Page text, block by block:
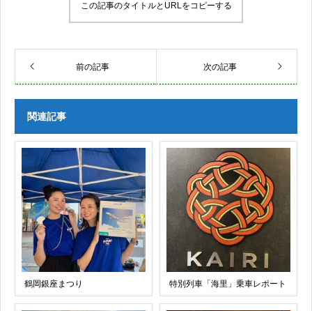
この記事のタイトルとURLをコピーする
前の記事 次の記事
関連記事
鶴岡銀座まつり 特別列車「海里」乗車レポート